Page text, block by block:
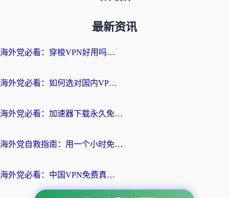
最新资讯
海外党必看：穿梭VPN好用吗？和云帆VPN对比哪个回国效果更好？附真实测评+避坑指南
海外党必看：如何选对国内VPN，实现无缝访问国内资源？
海外党必看：加速器下载永久免费版真的存在吗？教你无缝访问国内资源的正确姿势
海外党自救指南：用一个小时免费加速器，轻松打破国内资源访问壁垒？
海外党必看：中国VPN免费真的靠谱吗？手把手教你选对回国加速器